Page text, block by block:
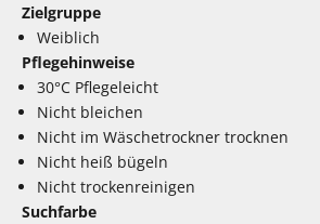
Zielgruppe
Weiblich
Pflegehinweise
30°C Pflegeleicht
Nicht bleichen
Nicht im Wäschetrockner trocknen
Nicht heiß bügeln
Nicht trockenreinigen
Suchfarbe